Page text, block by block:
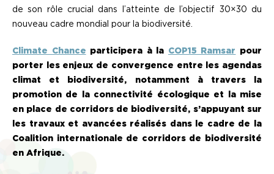
de son rôle crucial dans l’atteinte de l’objectif 30×30 du
nouveau cadre mondial pour la biodiversité.
Climate Chance participera à la COP15 Ramsar
pour
porter les enjeux de convergence entre les agendas
climat et biodiversité, notamment à travers la
promotion de la connectivité écologique et la mise
en place de corridors de biodiversité, s’appuyant sur
les travaux et avancées réalisés dans le cadre de la
Coalition internationale de corridors de biodiversité
en Afrique.